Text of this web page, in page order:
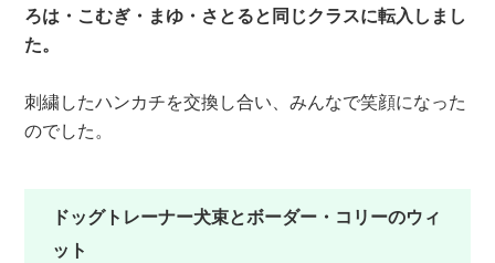
ろは・こむぎ・まゆ・さとると同じクラスに転入しまし
た。
刺繍したハンカチを交換し合い、みんなで笑顔になった
のでした。
ドッグトレーナー犬束とボーダー・コリーのウィ
ット